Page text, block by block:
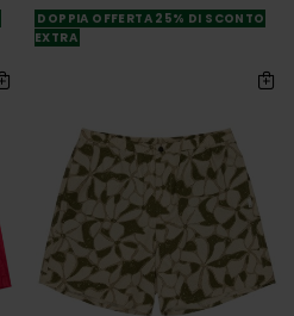
DOPPIA OFFERTA 25% DI SCONTO
EXTRA